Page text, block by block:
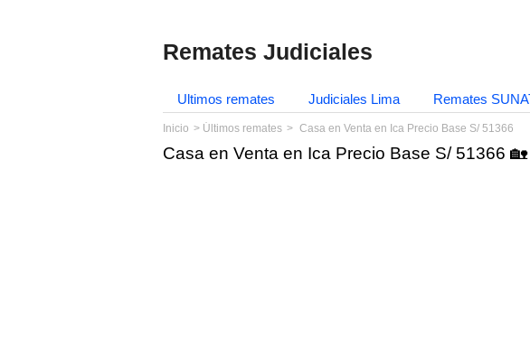
Remates Judiciales
Ultimos remates Judiciales Lima Remates
Inicio Últimos remates Casa en Venta en Ica Precio Base S/ 51366
Casa en Venta en Ica Precio Base S/ 51366 🏡